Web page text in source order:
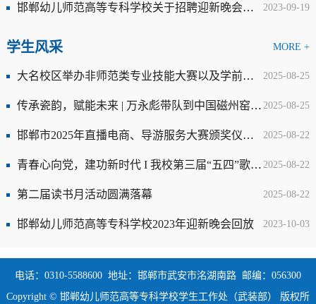
2023-09-19
邯郸幼儿师范高等专科学校关于招聘迎新晚会主持人的通知
学生风采 MORE +
2025-08-25
大名校区举办非师范类专业技能大赛以及学前教育专业2022级学生能力汇演
2025-08-25
传承瓷韵，赋能未来 | 万永彪带队到中国磁州窑富田遗址实践教学基地考察交流
2025-08-22
邯郸市2025年直播电商、导游服务大赛颁奖仪式暨 2025年早托幼岗位认知与保教、母婴照护技能大赛开幕仪式在我校举行
2025-08-22
青春心向党，建功新时代 I 我校第三届“五四”歌咏比赛决赛圆满落幕
2025-08-22
第二届读书月活动圆满落幕
2023-10-03
邯郸幼儿师范高等专科学校2023年迎新晚会回放
电话：0310-5588600 地址：邯郸市武安市洺湖南路 邮编：056300
Copyright © 邯郸幼儿师范高等专科学校学生工作处（武装部） 版权所